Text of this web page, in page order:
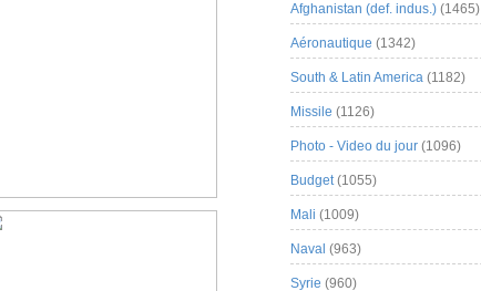
Afghanistan (def. indus.) (1465)
Aéronautique (1342)
South & Latin America (1182)
Missile (1126)
Photo - Video du jour (1096)
Budget(1055)
Mali (1009)
Naval (963)
Syrie (960)